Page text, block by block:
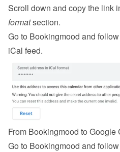
Scroll down and copy the link
format section.
Go to Bookingmood and
iCal feed.
From Bookingmood to Google
Go to Bookingmood and